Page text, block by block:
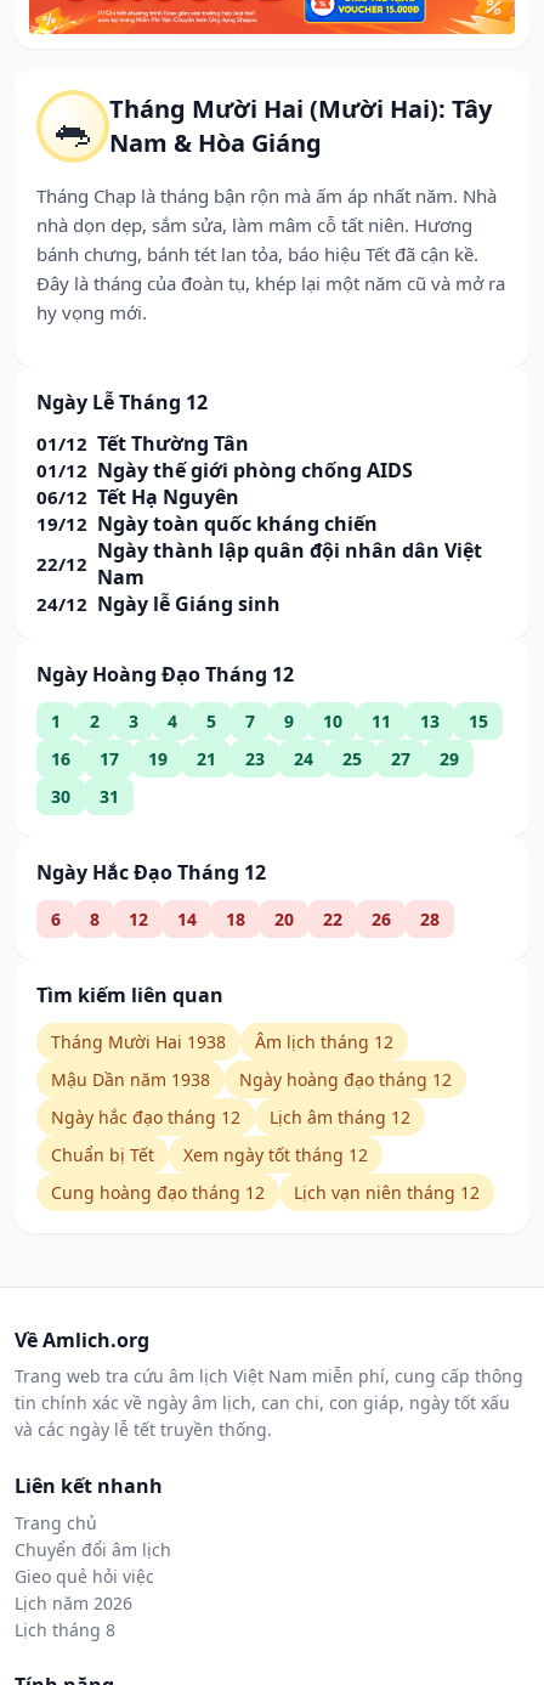
🐀 Tháng Mười Hai (Mười Hai): Tây
Nam & Hòa Giáng
Tháng Chạp là tháng bận rộn mà ấm áp nhất năm. Nhà
nhà dọn dẹp, sắm sửa, làm mâm cỗ tất niên. Hương
bánh chưng, bánh tét lan tỏa, báo hiệu Tết đã cận kề.
Đây là tháng của đoàn tụ, khép lại một năm cũ và mở ra
hy vọng mới.
Ngày Lễ Tháng 12
01/12 Tết Thường Tân
01/12 Ngày thế giới phòng chống AIDS
06/12 Tết Hạ Nguyên
19/12 Ngày toàn quốc kháng chiến
22/12 Ngày thành lập quân đội nhân dân Việt
Nam
24/12 Ngày lễ Giáng sinh
Ngày Hoàng Đạo Tháng 12
1 2 3 4 5 7 9 10 11 13
15
16
17 19 21 23 24 25 27
29
30
31
Ngày Hắc Đạo Tháng 12
6 8 12 14 18 20 22 26 28
Tìm kiếm liên quan
Tháng Mười Hai 1938
Âm lịch tháng 12
Mậu Dần năm 1938
Ngày hoàng đạo tháng 12
Ngày hắc đạo tháng 12
Lịch âm tháng 12
Chuẩn bị Tết
Xem ngày tốt tháng 12
Cung hoàng đạo tháng 12
Lịch vạn niên tháng 12
Về Amlich.org
Trang web tra cứu âm lịch Việt Nam miễn phí, cung cấp thông
tin chính xác về ngày âm lịch, can chi, con giáp, ngày tốt xấu
và các ngày lễ tết truyền thống.
Liên kết nhanh
Trang chủ
Chuyển đổi âm lịch
Gieo quẻ hỏi việc
Lịch năm 2026
Lịch tháng 8